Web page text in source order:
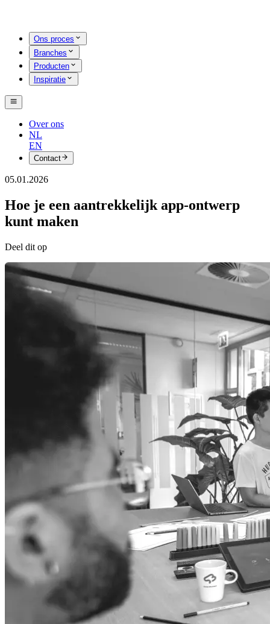
Ons proces
Branches
Producten
Inspiratie
Over ons
NL
EN
Contact
05.01.2026
Hoe je een aantrekkelijk app-ontwerp
kunt maken
Deel dit op